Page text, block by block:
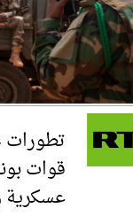
قوات
عسكرية